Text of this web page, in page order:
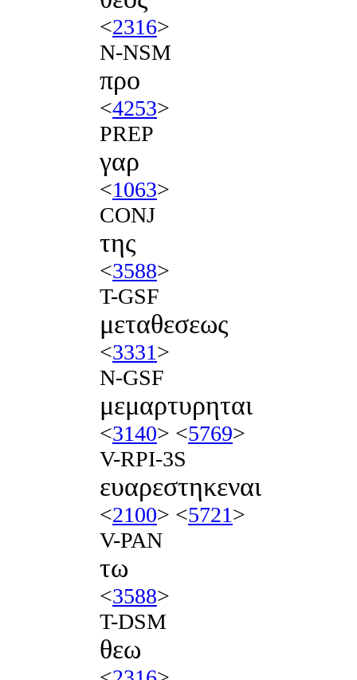
<2316>
N-NSM
προ
<4253>
PREP
γαρ
<1063>
CONJ
της
<3588>
T-GSF
μεταθεσεως
<3331>
N-GSF
μεμαρτυρηται
<3140> <5769>
V-RPI-3S
ευαρεστηκεναι
<2100> <5721>
V-PAN
τω
<3588>
T-DSM
θεω